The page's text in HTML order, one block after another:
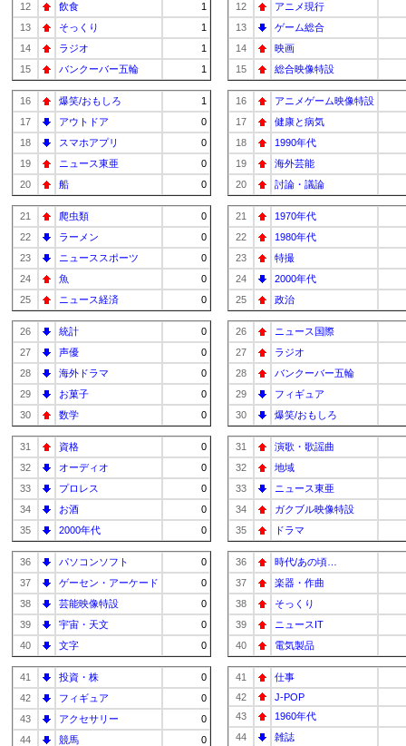
12
飲食
1
13
そっくり
1
14
ラジオ
1
15
バンクーバー五輪 1
16 爆笑/おもしろ
1
17
アウトドア
0
18
スマホアプリ
0
19
ニュース東亜
0
20
船 0
21 爬虫類
0
22
ラーメン
0
23
ニューススポーツ
0
24
魚
0
25
ニュース経済 0
26 統計
0
27
声優
0
28
海外ドラマ
0
29
お菓子
0
30
数学 0
31 資格
0
32
オーディオ
0
33
プロレス
0
34
お酒
0
35
2000年代 0
36 パソコンソフト
0
37
ゲーセン・アーケード
0
38
芸能映像特設
0
39
宇宙・天文
0
40
文字 0
41 投資・株
0
42
フィギュア
0
43
アクセサリー
0
44
競馬
0
12
アニメ現行
13
ゲーム総合
14
映画
15
総合映像特設
16
アニメゲーム映像特設
17
健康と病気
18
1990年代
19
海外芸能
20
討論・議論
21
1970年代
22
1980年代
23
特撮
24
2000年代
25
政治
26
ニュース国際
27
ラジオ
28
バンクーバー五輪
29
フィギュア
30
爆笑/おもしろ
31
演歌・歌謡曲
32
地域
33
ニュース東亜
34
ガクブル映像特設
35
ドラマ
36
時代/あの頃…
37
楽器・作曲
38
そっくり
39
ニュースIT
40
電気製品
41
仕事
42
J-POP
43
1960年代
44
雑誌